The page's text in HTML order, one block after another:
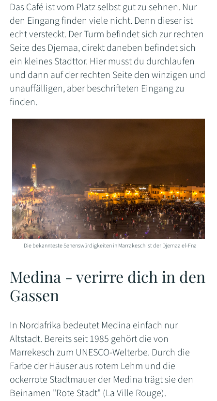
Das Café ist vom Platz selbst gut zu sehnen. Nur
den Eingang finden viele nicht. Denn dieser ist
echt versteckt. Der Turm befindet sich zur rechten
Seite des Djemaa, direkt daneben befindet sich
ein kleines Stadttor. Hier musst du durchlaufen
und dann auf der rechten Seite den winzigen und
unauffälligen, aber beschrifteten Eingang zu
finden.
Die bekannteste Sehenswürdigkeiten in Marrakesch ist der Djemaa el-Fna
Medina - verirre dich in den
Gassen
In Nordafrika bedeutet Medina einfach nur
Altstadt. Bereits seit 1985 gehört die von
Marrekesch zum UNESCO-Welterbe. Durch die
Farbe der Häuser aus rotem Lehm und die
ockerrote Stadtmauer der Medina trägt sie den
Beinamen "Rote Stadt" (La Ville Rouge).